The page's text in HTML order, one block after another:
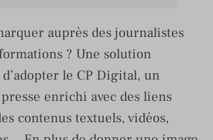
auprès des journalistes
? Une solution
le CP Digital, un
enrichi avec des liens
contenus textuels, vidéos,